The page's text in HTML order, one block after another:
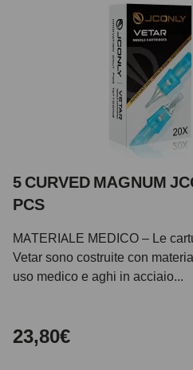
5 CURVED MAGNUM
PCS
MATERIALE MEDICO – Le
Vetar sono costruite con
uso medico e aghi in acciaio...
23,80€